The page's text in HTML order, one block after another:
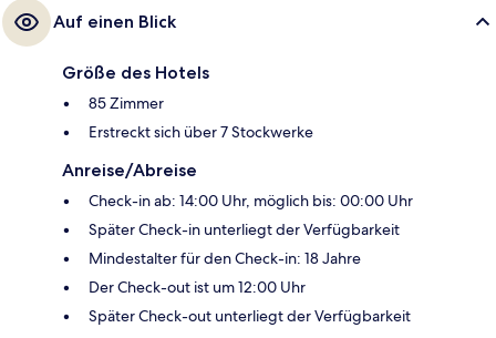
Auf einen Blick
Größe des Hotels
85 Zimmer
Erstreckt sich über 7 Stockwerke
Anreise/Abreise
Check-in ab: 14:00 Uhr, möglich bis: 00:00 Uhr
Später Check-in unterliegt der Verfügbarkeit
Mindestalter für den Check-in: 18 Jahre
Der Check-out ist um 12:00 Uhr
Später Check-out unterliegt der Verfügbarkeit